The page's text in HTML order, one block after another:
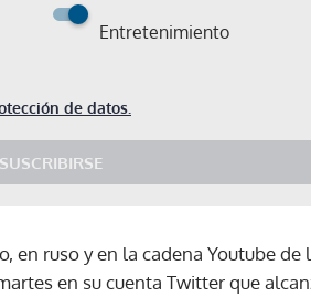
Entretenimiento
de datos.
SUSCRIBIRSE
en ruso y en la cadena Youtube de
en su cuenta Twitter que